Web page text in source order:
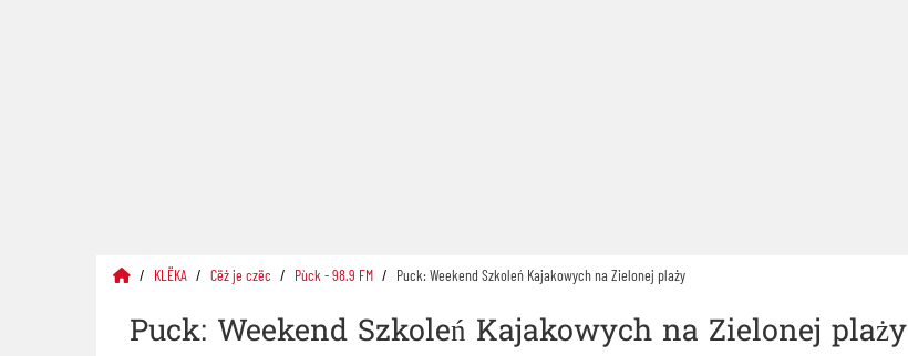
KLËKA Cëż je czëc Pùck - 98.9 FM Puck: Weekend Szkoleń Kajakowych na Zielonej plaży
Puck: Weekend Szkoleń Kajakowych na Zielonej plaży